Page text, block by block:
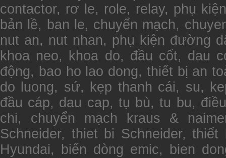
contactor, rơ le, role, relay, phụ
bản lề, ban le, chuyển mạch,
nut an, nut nhan, phụ kiện đường
khoa neo, khoa do, đầu cốt, dau
động, bao ho lao dong, thiết bị an
do luong, sứ, kẹp thanh cái, su,
đầu cáp, dau cap, tụ bù, tu bu,
chi, chuyển mạch kraus &
Schneider, thiet bi Schneider,
Hyundai, biến dòng emic, bien